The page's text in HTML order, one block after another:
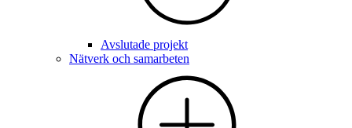
Avslutade projekt
Nätverk och samarbeten